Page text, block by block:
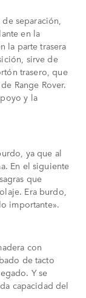
separación,
en la
la parte trasera
sirve de
trasero, que
Range Rover.
y la
ya que al
En el siguiente
que
Era burdo,
importante».
con
de tacto
Y se
capacidad del